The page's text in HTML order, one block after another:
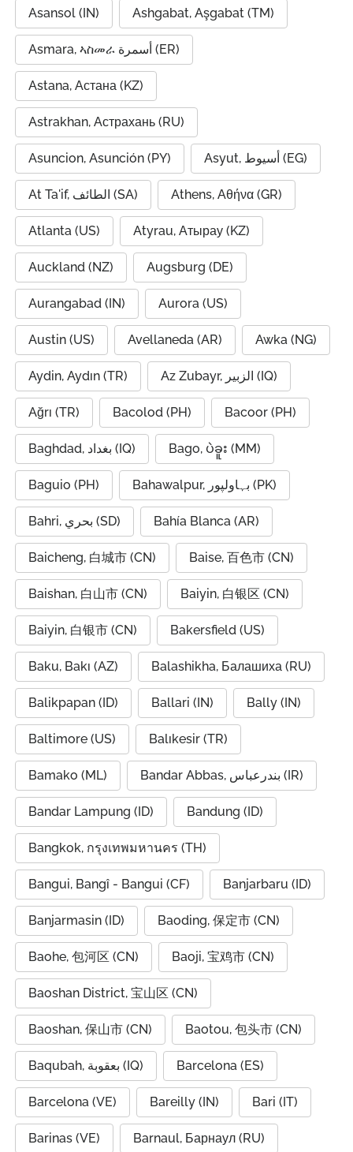
Asansol (IN) Ashgabat, Aşgabat (TM)
Asmara, ኣስመራ أسمرة (ER)
Astana, Астана (KZ)
Astrakhan, Астрахань (RU)
Asuncion, Asunción (PY) Asyut, أسيوط (EG)
At Ta'if, الطائف (SA) Athens, Αθήνα (GR)
Atlanta (US) Atyrau, Атырау (KZ)
Auckland (NZ) Augsburg (DE)
Aurangabad (IN) Aurora (US)
Austin (US) Avellaneda (AR) Awka (NG)
Aydin, Aydın (TR) Az Zubayr, الزبير (IQ)
Ağrı (TR) Bacolod (PH) Bacoor (PH)
Baghdad, بغداد (IQ) Bago, ပဲခူး (MM)
Baguio (PH) Bahawalpur, بہاولپور (PK)
Bahri, بحري (SD) Bahía Blanca (AR)
Baicheng, 白城市 (CN) Baise, 百色市 (CN)
Baishan, 白山市 (CN) Baiyin, 白银区 (CN)
Baiyin, 白银市 (CN) Bakersfield (US)
Baku, Bakı (AZ) Balashikha, Балашиха (RU)
Balikpapan (ID) Ballari (IN) Bally (IN)
Baltimore (US) Balıkesir (TR)
Bamako (ML) Bandar Abbas, بندرعباس (IR)
Bandar Lampung (ID) Bandung (ID)
Bangkok, กรุงเทพมหานคร (TH)
Bangui, Bangî - Bangui (CF) Banjarbaru (ID)
Banjarmasin (ID) Baoding, 保定市 (CN)
Baohe, 包河区 (CN) Baoji, 宝鸡市 (CN)
Baoshan District, 宝山区 (CN)
Baoshan, 保山市 (CN) Baotou, 包头市 (CN)
Baqubah, بعقوبة (IQ) Barcelona (ES)
Barcelona (VE) Bareilly (IN) Bari (IT)
Barinas (VE) Barnaul, Барнаул (RU)